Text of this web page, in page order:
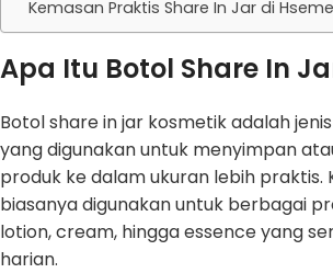
Kemasan Praktis Share In Jar di
Apa Itu Botol Share In
Botol share in jar kosmetik adalah
yang digunakan untuk menyimpan
produk ke dalam ukuran lebih praktis.
biasanya digunakan untuk berbagai
lotion, cream, hingga essence yang
harian.